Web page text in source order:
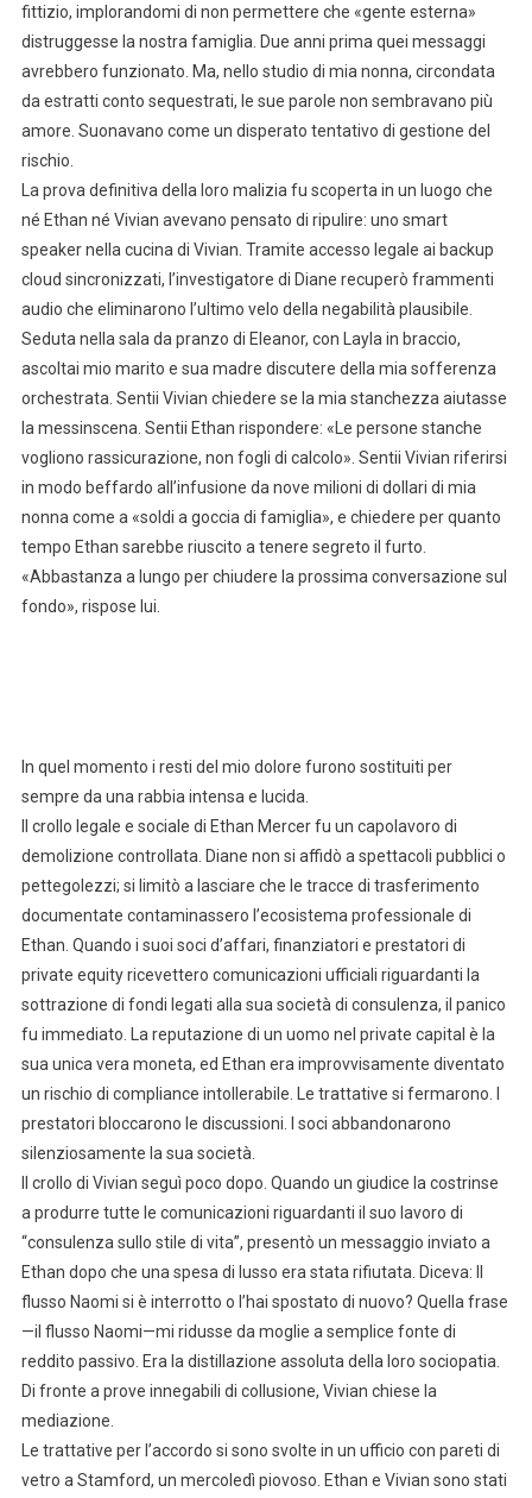
fittizio, implorandomi di non permettere che «gente esterna»
distruggesse la nostra famiglia. Due anni prima quei messaggi
avrebbero funzionato. Ma, nello studio di mia nonna, circondata
da estratti conto sequestrati, le sue parole non sembravano più
amore. Suonavano come un disperato tentativo di gestione del
rischio.
La prova definitiva della loro malizia fu scoperta in un luogo che
né Ethan né Vivian avevano pensato di ripulire: uno smart
speaker nella cucina di Vivian. Tramite accesso legale ai backup
cloud sincronizzati, l’investigatore di Diane recuperò frammenti
audio che eliminarono l’ultimo velo della negabilità plausibile.
Seduta nella sala da pranzo di Eleanor, con Layla in braccio,
ascoltai mio marito e sua madre discutere della mia sofferenza
orchestrata. Sentii Vivian chiedere se la mia stanchezza aiutasse
la messinscena. Sentii Ethan rispondere: «Le persone stanche
vogliono rassicurazione, non fogli di calcolo». Sentii Vivian riferirsi
in modo beffardo all’infusione da nove milioni di dollari di mia
nonna come a «soldi a goccia di famiglia», e chiedere per quanto
tempo Ethan sarebbe riuscito a tenere segreto il furto.
«Abbastanza a lungo per chiudere la prossima conversazione sul
fondo», rispose lui.
In quel momento i resti del mio dolore furono sostituiti per
sempre da una rabbia intensa e lucida.
Il crollo legale e sociale di Ethan Mercer fu un capolavoro di
demolizione controllata. Diane non si affidò a spettacoli pubblici o
pettegolezzi; si limitò a lasciare che le tracce di trasferimento
documentate contaminassero l’ecosistema professionale di
Ethan. Quando i suoi soci d’affari, finanziatori e prestatori di
private equity ricevettero comunicazioni ufficiali riguardanti la
sottrazione di fondi legati alla sua società di consulenza, il panico
fu immediato. La reputazione di un uomo nel private capital è la
sua unica vera moneta, ed Ethan era improvvisamente diventato
un rischio di compliance intollerabile. Le trattative si fermarono. I
prestatori bloccarono le discussioni. I soci abbandonarono
silenziosamente la sua società.
Il crollo di Vivian seguì poco dopo. Quando un giudice la costrinse
a produrre tutte le comunicazioni riguardanti il suo lavoro di
“consulenza sullo stile di vita”, presentò un messaggio inviato a
Ethan dopo che una spesa di lusso era stata rifiutata. Diceva: Il
flusso Naomi si è interrotto o l’hai spostato di nuovo? Quella frase
—il flusso Naomi—mi ridusse da moglie a semplice fonte di
reddito passivo. Era la distillazione assoluta della loro sociopatia.
Di fronte a prove innegabili di collusione, Vivian chiese la
mediazione.
Le trattative per l’accordo si sono svolte in un ufficio con pareti di
vetro a Stamford, un mercoledì piovoso. Ethan e Vivian sono stati